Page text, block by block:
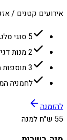
אירועים קטנים /
5 סוגי סלטים
2 מנות דגים
3 תוספות חמות
לחמניה
להזמנה
55 ש״ח למנה